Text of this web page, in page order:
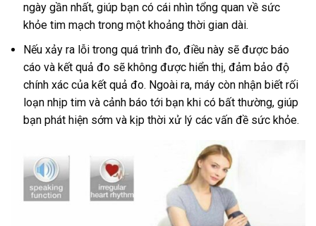
ngày gần nhất, giúp bạn có cái nhìn tổng quan về sức
khỏe tim mạch trong một khoảng thời gian dài.
Nếu xảy ra lỗi trong quá trình đo, điều này sẽ được báo
cáo và kết quả đo sẽ không được hiển thị, đảm bảo độ
chính xác của kết quả đo. Ngoài ra, máy còn nhận biết rối
loạn nhịp tim và cảnh báo tới bạn khi có bất thường, giúp
bạn phát hiện sớm và kịp thời xử lý các vấn đề sức khỏe.